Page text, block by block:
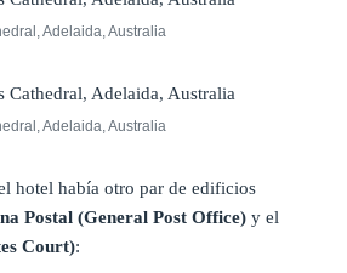
Adelaida, Australia
Adelaida, Australia
hotel había otro par de edificios
Postal (General Post Office) y el
Court):